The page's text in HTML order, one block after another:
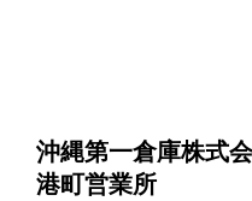
沖縄第一倉庫株式
港町営業所